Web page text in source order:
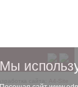
Мы